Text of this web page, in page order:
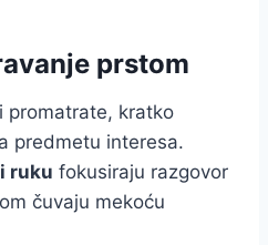
prstom
promatrate, kratko
predmetu interesa.
ruku fokusiraju razgovor
čuvaju mekoću